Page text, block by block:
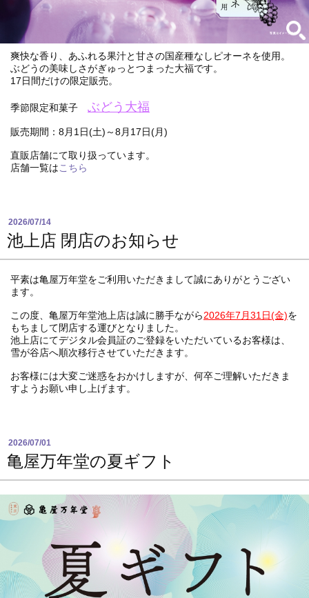
爽快な香り、あふれる果汁と甘さの国産種なしピオーネを使用。
ぶどうの美味しさがぎゅっとつまった大福です。
17日間だけの限定販売。
季節限定和菓子 ぶどう大福
販売期間：8月1日(土)～8月17日(月)
直販店舗にて取り扱っています。
店舗一覧はこちら
2026/07/14
池上店 閉店のお知らせ
平素は亀屋万年堂をご利用いただきまして誠にありがとうござい
ます。
この度、亀屋万年堂池上店は誠に勝手ながら2026年7月31日(金)を
もちまして閉店する運びとなりました。
池上店にてデジタル会員証のご登録をいただいているお客様は、
雪が谷店へ順次移行させていただきます。
お客様には大変ご迷惑をおかけしますが、何卒ご理解いただきま
すようお願い申し上げます。
2026/07/01
亀屋万年堂の夏ギフト